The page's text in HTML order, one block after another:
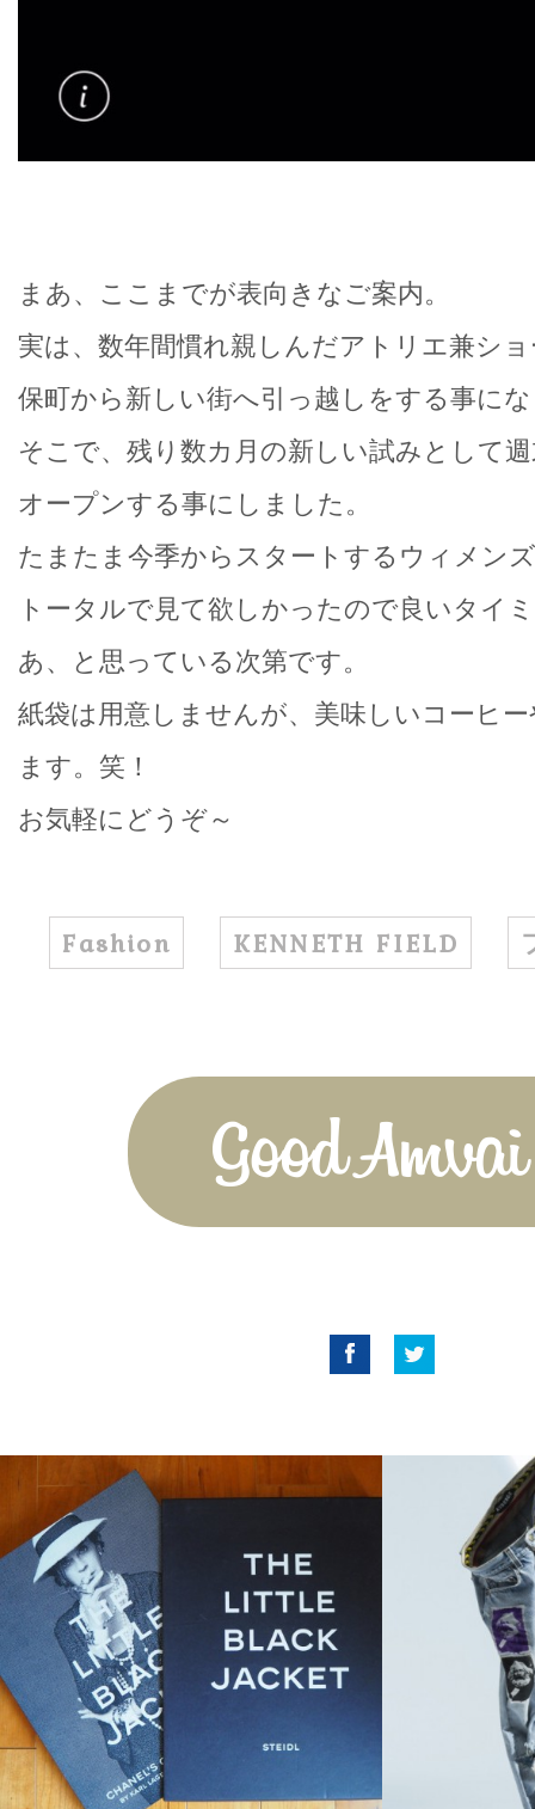
まあ、ここまでが表向きなご案内。
実は、数年間慣れ親しんだアトリエ兼シ
保町から新しい街へ引っ越しをする事に
そこで、残り数カ月の新しい試みとして
オープンする事にしました。
たまたま今季からスタートするウィメン
トータルで見て欲しかったので良いタイ
あ、と思っている次第です。
紙袋は用意しませんが、美味しいコーヒ
ます。笑！
お気軽にどうぞ～
Fashion KENNETH FIELD